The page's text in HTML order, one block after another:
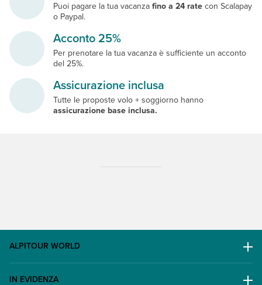
Puoi pagare la tua vacanzafino a 24 ratecon Scalapay
o Paypal.
Acconto 25%
Per prenotare la tua vacanza è sufficiente un acconto
del 25%.
Assicurazione inclusa
Tutte le proposte volo + soggiorno hanno
assicurazione base inclusa.
ALPITOUR WORLD
AWARD
IN EVIDENZA